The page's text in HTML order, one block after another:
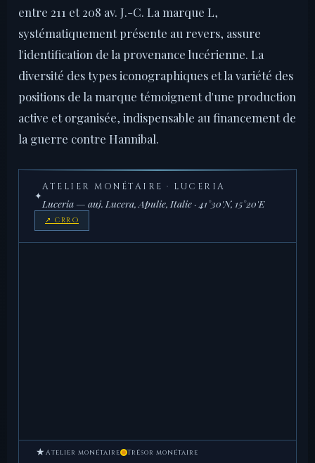
entre 211 et 208 av. J.-C. La marque L,
systématiquement présente au revers, assure
l'identification de la provenance lucérienne. La
diversité des types iconographiques et la variété des
positions de la marque témoignent d'une production
active et organisée, indispensable au financement de
la guerre contre Hannibal.
✦
ATELIER MONÉTAIRE · LUCERIA
Luceria — auj. Lucera, Apulie, Italie · 41°30'N, 15°20'E
↗ CRRO
★ Atelier monétaire Trésor monétaire